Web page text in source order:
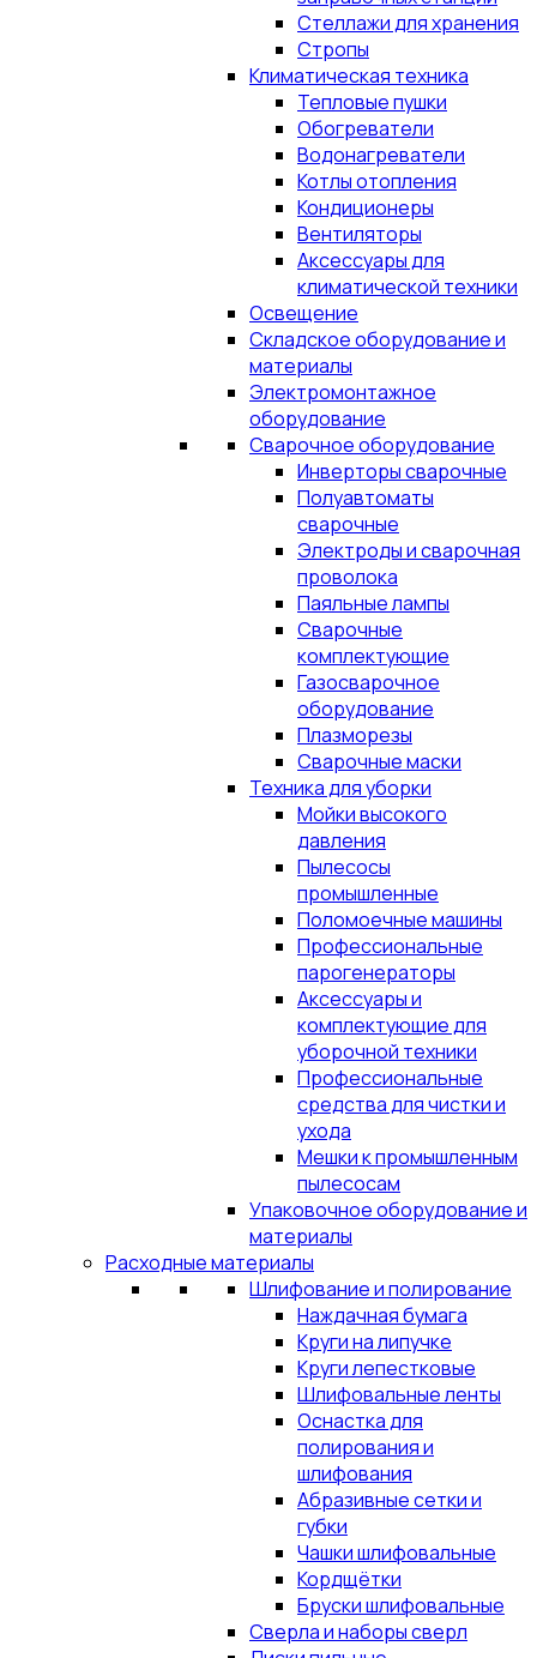
Стеллажи для хранения
Стропы
Климатическая техника
Тепловые пушки
Обогреватели
Водонагреватели
Котлы отопления
Кондиционеры
Вентиляторы
Аксессуары для
климатической техники
Освещение
Складское оборудование и
материалы
Электромонтажное
оборудование
Сварочное оборудование
Инверторы сварочные
Полуавтоматы
сварочные
Электроды и сварочная
проволока
Паяльные лампы
Сварочные
комплектующие
Газосварочное
оборудование
Плазморезы
Сварочные маски
Техника для уборки
Мойки высокого
давления
Пылесосы
промышленные
Поломоечные машины
Профессиональные
парогенераторы
Аксессуары и
комплектующие для
уборочной техники
Профессиональные
средства для чистки и
ухода
Мешки к промышленным
пылесосам
Упаковочное оборудование и
материалы
Расходные материалы
Шлифование и полирование
Наждачная бумага
Круги на липучке
Круги лепестковые
Шлифовальные ленты
Оснастка для
полирования и
шлифования
Абразивные сетки и
губки
Чашки шлифовальные
Кордщётки
Бруски шлифовальные
Сверла и наборы сверл